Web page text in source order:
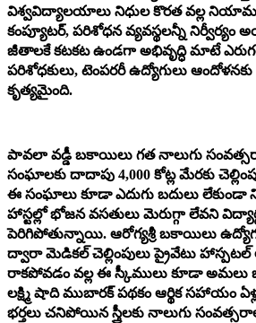
విశ్వవిద్యాలయాలు నిధుల కొరత వల్ల
కంప్యూటర్, పరిశోధన వ్యవస్థలన్నీ
జీతాలకే కటకట ఉండగా అభివృద్ధి మాటే
పరిశోధకులు, టెంపరరీ ఉద్యోగులు
కృత్యమైంది.
పావలా వడ్డీ బకాయిలు గత నాలుగు
సంఘాలకు దాదాపు 4,000 కోట్ల మేరకు
ఈ సంఘాలు కూడా ఎదుగు బదులు
హాస్టల్లో భోజన వసతులు మెరుగ్గా లేవని
పెరిగిపోతున్నాయి. ఆరోగ్యశ్రీ బకాయిలు
ద్వారా మెడికల్ చెల్లింపులు ప్రైవేటు హాస్పటల్
రాకపోవడం వల్ల ఈ స్కీములు కూడా అమలు
లక్ష్మి షాది ముబారక్ పథకం ఆర్థిక సహాయం
భర్తలు చనిపోయిన స్త్రీలకు నాలుగు సంవత్సరాల